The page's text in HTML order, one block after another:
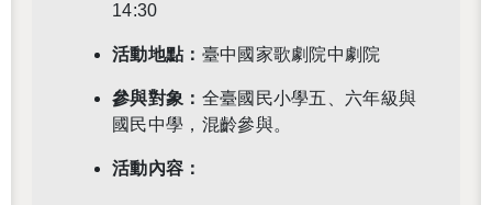
14:30
活動地點： 臺中國家歌劇院中劇院
參與對象： 全臺國民小學五、六年級與
國民中學，混齡參與。
活動內容：